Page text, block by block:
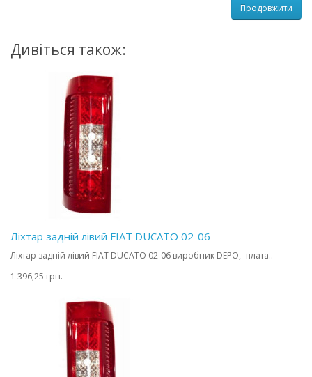
Продовжити
Дивіться також:
Ліхтар задній лівий FIAT DUCATO 02-06
Ліхтар задній лівий FIAT DUCATO 02-06 виробник DEPO, -плата..
1 396,25 грн.